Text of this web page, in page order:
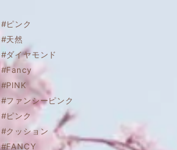
#ピンク
#天然
#ダイヤモンド
#Fancy
#PINK
#ファンシーピンク
#ピンク
#クッション
#FANCY